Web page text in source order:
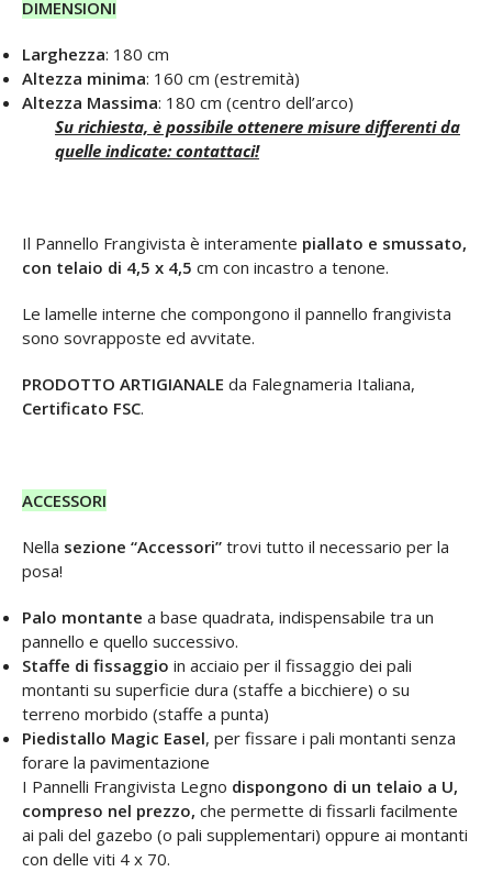
DIMENSIONI
Larghezza: 180 cm
Altezza minima: 160 cm (estremità)
Altezza Massima: 180 cm (centro dell’arco)
Su richiesta, è possibile ottenere misure differenti da
quelle indicate: contattaci!
Il Pannello Frangivista è interamente piallato e smussato,
con telaio di 4,5 x 4,5 cm con incastro a tenone.
Le lamelle interne che compongono il pannello frangivista
sono sovrapposte ed avvitate.
PRODOTTO ARTIGIANALE da Falegnameria Italiana,
Certificato FSC.
ACCESSORI
Nella sezione “Accessori” trovi tutto il necessario per la
posa!
Palo montante a base quadrata, indispensabile tra un
pannello e quello successivo.
Staffe di fissaggio in acciaio per il fissaggio dei pali
montanti su superficie dura (staffe a bicchiere) o su
terreno morbido (staffe a punta)
Piedistallo Magic Easel, per fissare i pali montanti senza
forare la pavimentazione
I Pannelli Frangivista Legno dispongono di un telaio a U,
compreso nel prezzo, che permette di fissarli facilmente
ai pali del gazebo (o pali supplementari) oppure ai montanti
con delle viti 4 x 70.